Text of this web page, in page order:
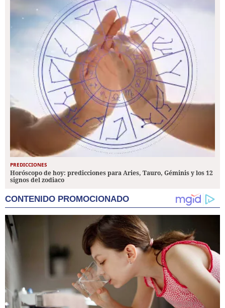
PREDICCIONES
Horóscopo de hoy: predicciones para Aries, Tauro, Géminis y los 12
signos del zodiaco
CONTENIDO PROMOCIONADO